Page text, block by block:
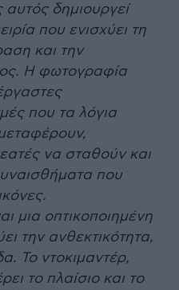
δημιουργεί
που ενισχύει τη
και την
Η φωτογραφία
που τα λόγια
να σταθούν και
που
μια οπτικοποιημένη
την ανθεκτικότητα,
Το ντοκιμαντέρ,
το πλαίσιο και το